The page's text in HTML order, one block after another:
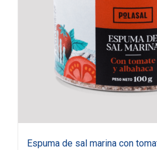
Espuma de sal marina con